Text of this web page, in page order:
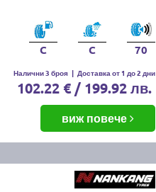
C C 70
Налични 3 броя | Доставка от 1 до 2 дни
102.22 € / 199.92 лв.
виж повече